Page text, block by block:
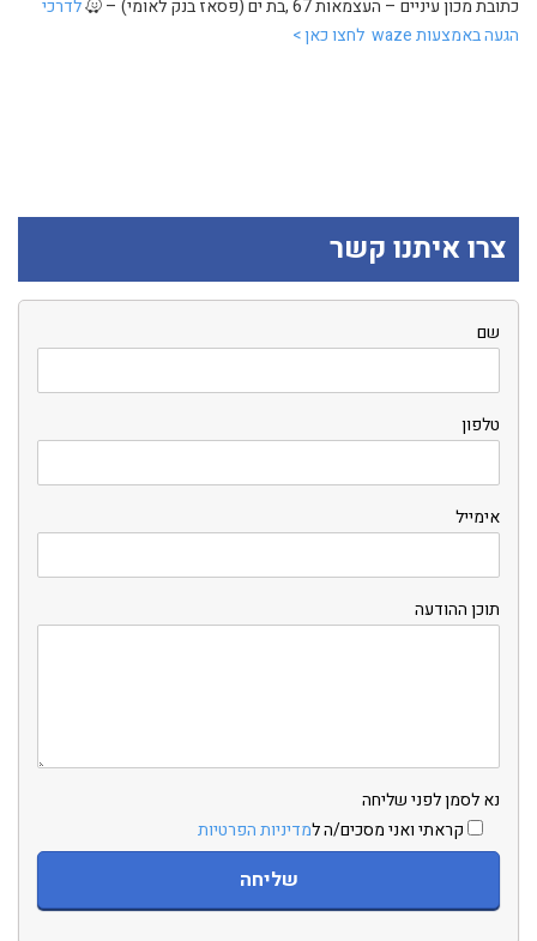
כתובת מכון עיניים – העצמאות 67 ,בת ים (פסאז בנק לאומי) –
לדרכי
הגעה באמצעות waze לחצו כאן >
צרו איתנו קשר
שם
טלפון
אימייל
תוכן ההודעה
נא לסמן לפני שליחה
קראתי ואני מסכים/ה למדיניות הפרטיות